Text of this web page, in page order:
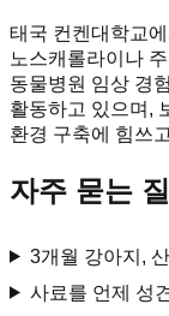
태국 컨켄대학교
노스캐롤라이나
동물병원 임상 경
활동하고 있으며,
환경 구축에 힘쓰
자주 묻는
3개월 강아지,
사료를 언제 성